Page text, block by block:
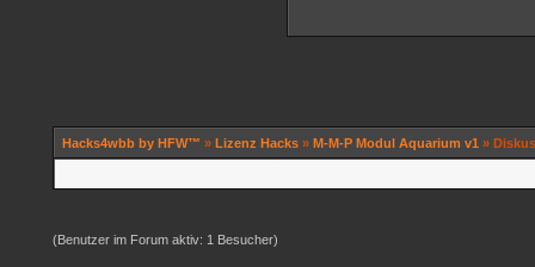
Hacks4wbb by HFW™ » Lizenz Hacks » M-M-P Modul Aquarium v1 »
(Benutzer im Forum aktiv: 1 Besucher)